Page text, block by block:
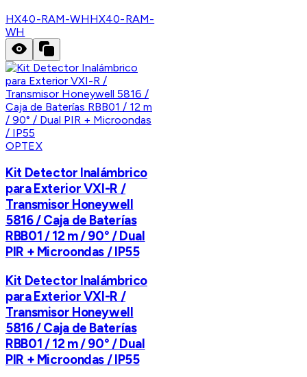
HX40-RAM-WHHX40-RAM-
WH
OPTEX
Kit Detector Inalámbrico
para Exterior VXI-R /
Transmisor Honeywell
5816 / Caja de Baterías
RBB01 / 12 m / 90° / Dual
PIR + Microondas / IP55
Kit Detector Inalámbrico
para Exterior VXI-R /
Transmisor Honeywell
5816 / Caja de Baterías
RBB01 / 12 m / 90° / Dual
PIR + Microondas / IP55